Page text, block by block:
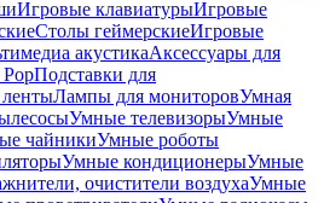
Игровые клавиатурыИгровые
Столы геймерскиеИгровые
акустикаАксессуары для
Подставки для
Лампы для мониторовУмная
Умные телевизорыУмные
чайникиУмные роботы
Умные кондиционерыУмные
очистители воздухаУмные